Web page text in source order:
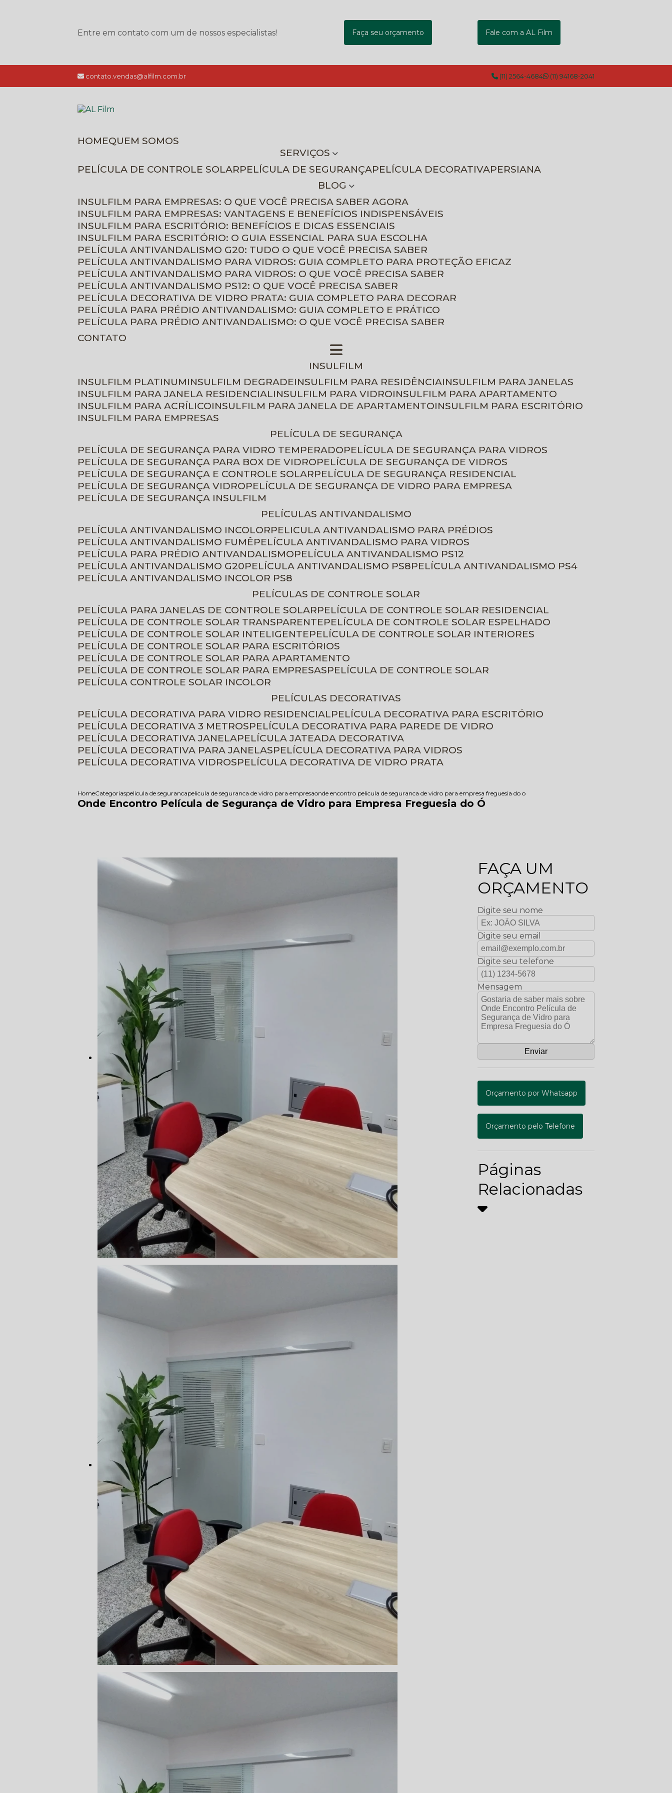
Entre em contato com um de nossos especialistas! Faça seu orçamento Fale com a AL Film
contato.vendas@alfilm.com.br (11) 2564-4684 (11) 94168-2041
HOME
QUEM SOMOS
SERVIÇOS
PELÍCULA DE CONTROLE SOLAR
PELÍCULA DE SEGURANÇA PELÍCULA DECORATIVA
PERSIANA
BLOG
INSULFILM PARA EMPRESAS: O QUE VOCÊ PRECISA SABER AGORA
INSULFILM PARA EMPRESAS: VANTAGENS E BENEFÍCIOS INDISPENSÁVEIS
INSULFILM PARA ESCRITÓRIO: BENEFÍCIOS E DICAS ESSENCIAIS
INSULFILM PARA ESCRITÓRIO: O GUIA ESSENCIAL PARA SUA ESCOLHA
PELÍCULA ANTIVANDALISMO G20: TUDO O QUE VOCÊ PRECISA SABER
PELÍCULA ANTIVANDALISMO PARA VIDROS: GUIA COMPLETO PARA PROTEÇÃO EFICAZ
PELÍCULA ANTIVANDALISMO PARA VIDROS: O QUE VOCÊ PRECISA SABER
PELÍCULA ANTIVANDALISMO PS12: O QUE VOCÊ PRECISA SABER
PELÍCULA DECORATIVA DE VIDRO PRATA: GUIA COMPLETO PARA DECORAR
PELÍCULA PARA PRÉDIO ANTIVANDALISMO: GUIA COMPLETO E PRÁTICO
PELÍCULA PARA PRÉDIO ANTIVANDALISMO: O QUE VOCÊ PRECISA SABER
CONTATO
INSULFILM
INSULFILM PLATINUM INSULFILM DEGRADE INSULFILM PARA RESIDÊNCIA INSULFILM PARA JANELAS
INSULFILM PARA JANELA RESIDENCIAL INSULFILM PARA VIDRO INSULFILM PARA APARTAMENTO
INSULFILM PARA ACRÍLICO INSULFILM PARA JANELA DE APARTAMENTO INSULFILM PARA ESCRITÓRIO
INSULFILM PARA EMPRESAS
PELÍCULA DE SEGURANÇA
PELÍCULA DE SEGURANÇA PARA VIDRO TEMPERADO
PELÍCULA DE SEGURANÇA PARA VIDROS
PELÍCULA DE SEGURANÇA PARA BOX DE VIDRO
PELÍCULA DE SEGURANÇA DE VIDROS
PELÍCULA DE SEGURANÇA E CONTROLE SOLAR
PELÍCULA DE SEGURANÇA RESIDENCIAL
PELÍCULA DE SEGURANÇA VIDRO
PELÍCULA DE SEGURANÇA DE VIDRO PARA EMPRESA
PELÍCULA DE SEGURANÇA INSULFILM
PELÍCULAS ANTIVANDALISMO
PELÍCULA ANTIVANDALISMO INCOLOR
PELICULA ANTIVANDALISMO PARA PRÉDIOS
PELÍCULA ANTIVANDALISMO FUMÊ
PELÍCULA ANTIVANDALISMO PARA VIDROS
PELÍCULA PARA PRÉDIO ANTIVANDALISMO
PELÍCULA ANTIVANDALISMO PS12
PELÍCULA ANTIVANDALISMO G20
PELÍCULA ANTIVANDALISMO PS8
PELÍCULA ANTIVANDALISMO PS4
PELÍCULA ANTIVANDALISMO INCOLOR PS8
PELÍCULAS DE CONTROLE SOLAR
PELÍCULA PARA JANELAS DE CONTROLE SOLAR
PELÍCULA DE CONTROLE SOLAR RESIDENCIAL
PELÍCULA DE CONTROLE SOLAR TRANSPARENTE
PELÍCULA DE CONTROLE SOLAR ESPELHADO
PELÍCULA DE CONTROLE SOLAR INTELIGENTE
PELÍCULA DE CONTROLE SOLAR INTERIORES
PELÍCULA DE CONTROLE SOLAR PARA ESCRITÓRIOS
PELÍCULA DE CONTROLE SOLAR PARA APARTAMENTO
PELÍCULA DE CONTROLE SOLAR PARA EMPRESAS
PELÍCULA DE CONTROLE SOLAR
PELÍCULA CONTROLE SOLAR INCOLOR
PELÍCULAS DECORATIVAS
PELÍCULA DECORATIVA PARA VIDRO RESIDENCIAL
PELÍCULA DECORATIVA PARA ESCRITÓRIO
PELÍCULA DECORATIVA 3 METROS
PELÍCULA DECORATIVA PARA PAREDE DE VIDRO
PELÍCULA DECORATIVA JANELA
PELÍCULA JATEADA DECORATIVA
PELÍCULA DECORATIVA PARA JANELAS
PELÍCULA DECORATIVA PARA VIDROS
PELÍCULA DECORATIVA VIDROS
PELÍCULA DECORATIVA DE VIDRO PRATA
HomeCategoriaspelicula de segurancapelicula de seguranca de vidro para empresaonde encontro pelicula de seguranca de vidro para empresa freguesia do o
Onde Encontro Película de Segurança de Vidro para Empresa Freguesia do Ó
FAÇA UM
ORÇAMENTO
Digite seu nome
Digite seu email
Digite seu telefone
Mensagem
Orçamento por Whatsapp
Orçamento pelo Telefone
Páginas
Relacionadas